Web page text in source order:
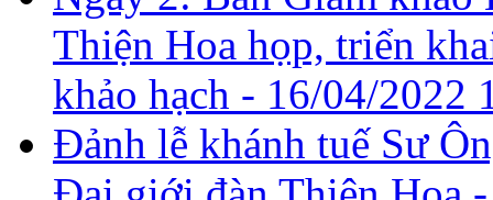
Thiện Hoa họp, triển
khảo hạch - 16/04/2022
Đảnh lễ khánh tuế Sư